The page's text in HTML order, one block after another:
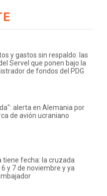
y gastos sin respaldo: las
Servel que ponen bajo la
de fondos del PDG
alerta en Alemania por
de avión ucraniano
tiene fecha: la cruzada
y 7 de noviembre y ya